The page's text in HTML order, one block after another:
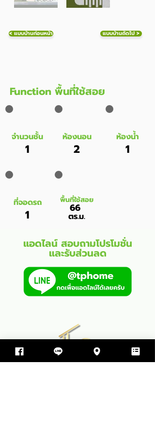
< แบบบ้านก่อนหน้า แบบบ้านถัดไป >
Function พื้นที่ใช้สอย
จำนวนชั้น
1
ห้องนอน
2
ห้องน้ำ
1
ที่จอดรถ
1
พื้นที่ใช้สอย
66
ตร.ม.
แอดไลน์ สอบถามโปรโมชั่น
และรับส่วนลด